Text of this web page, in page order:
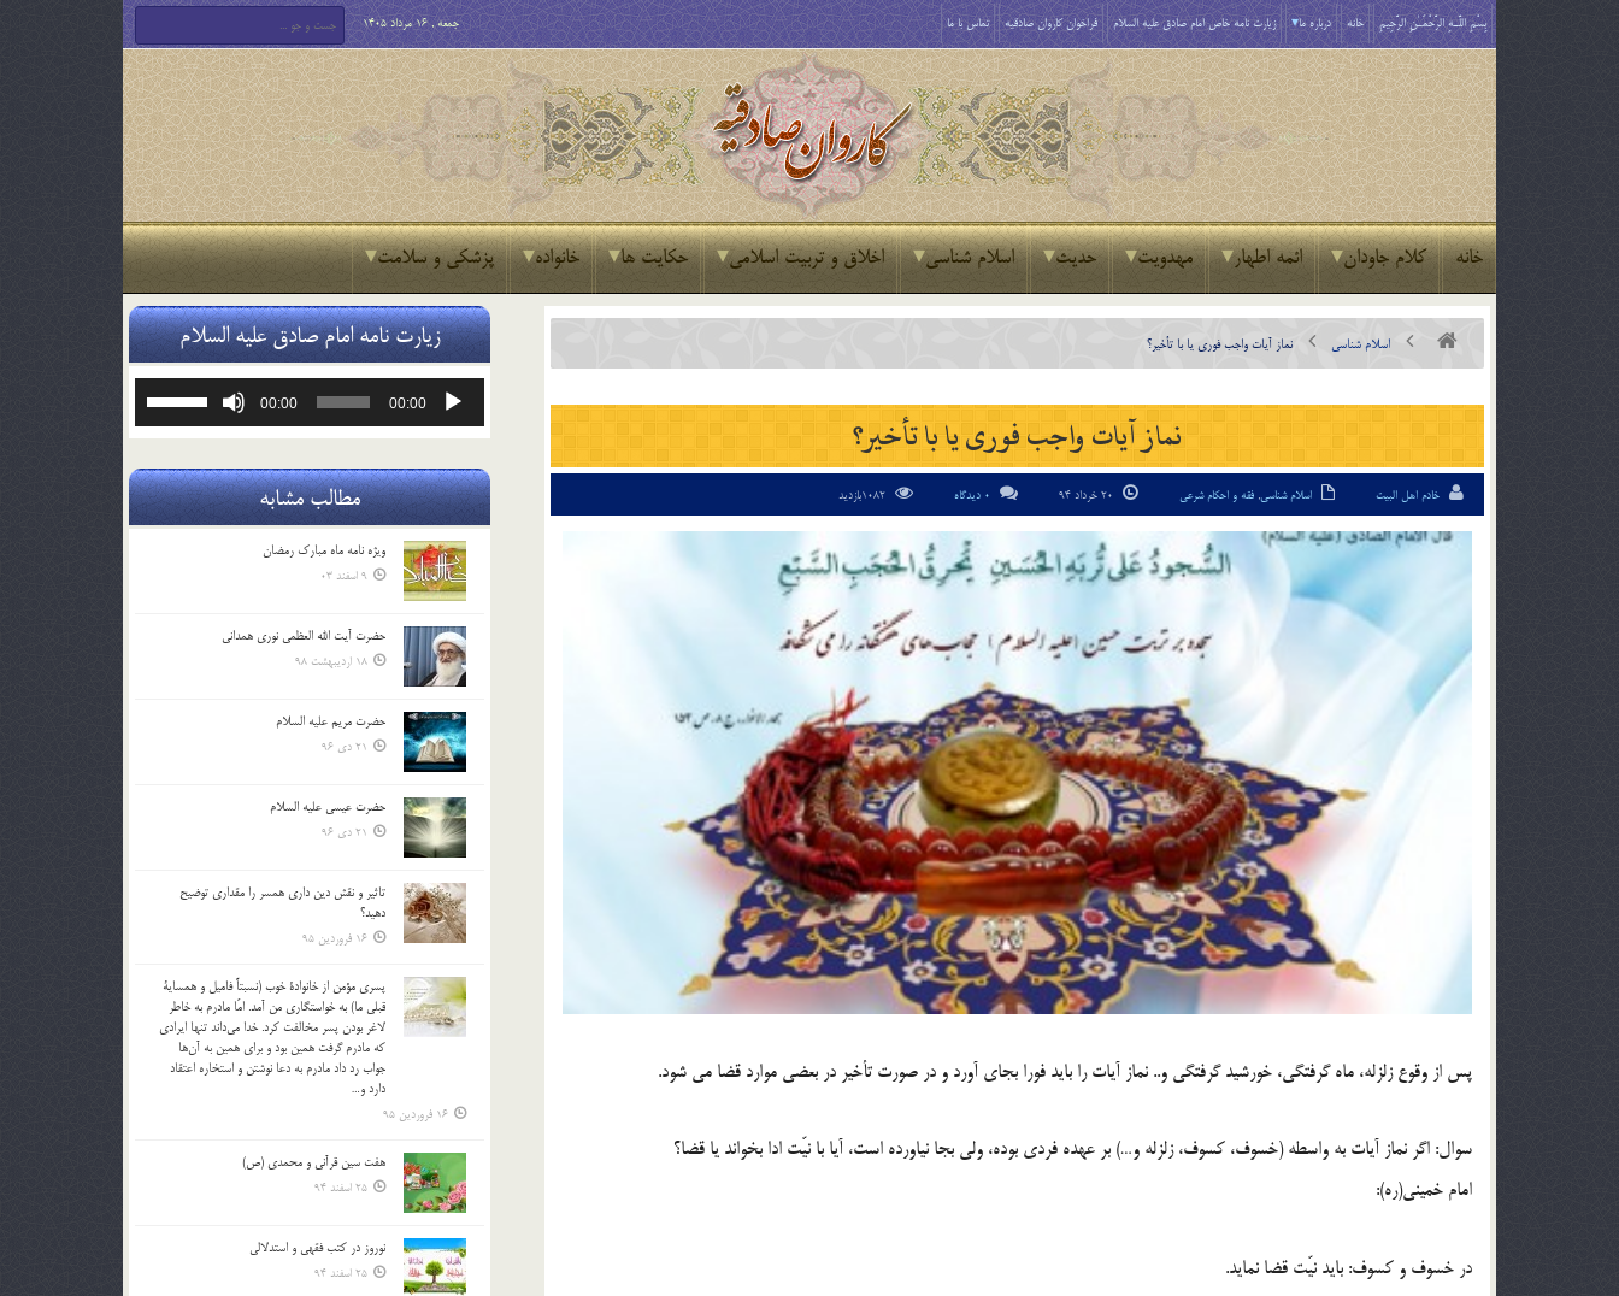
بِسْمِ اللَّـهِ الرَّحْمَـٰنِ الرَّحِيمِ خانه درباره ما زیارت نامه خاص امام صادق علیه السلام فراخوان کاروان صادقیه تماس با ما جمعه , 16 مرداد 1405
خانه کلام جاودان ائمه اطهار مهدویت حدیث اسلام شناسی اخلاق و تربیت اسلامی حکایت ها خانواده پزشکی و سلامت
اسلام شناسی نماز آیات واجب فوری یا با تأخیر؟
نماز آیات واجب فوری یا با تأخیر؟
خادم اهل البیت اسلام شناسی, فقه و احکام شرعی 0 دیدگاه
پس از وقوع زلزله، ماه گرفتگی، خورشید گرفتگی و.. نماز آیات را باید فورا بجای آورد و در صورت تأخیر در بعضی موارد قضا می شود.
سوال: اگر نماز آیات به واسطه (خسوف، کسوف، زلزله و…) بر عهده فردی بوده، ولی بجا نیاورده است، آیا با نیّت ادا بخواند یا قضا؟
امام خمینی(ره):
در خسوف و کسوف: باید نیّت قضا نماید.
زیارت نامه امام صادق علیه السلام
پخش‌کننده
00:00
00:00
یا
صدا
کلیدهای
مطالب مشابه
ویژه نامه ماه مبارک رمضان
9 اسفند 03
حضرت آیت الله العظمی نوری همدانی
18 اردیبهشت 98
حضرت مریم علیه السلام
21 دی 96
حضرت عیسی علیه السلام
21 دی 96
تاثير و نقش دين داري همسر را مقداري توضيح
دهيد؟
16 فروردین 95
پسري مؤمن از خانوادة خوب (نسبتاً فاميل و همساية
قبلي ما) به خواستگاري من آمد. امّا مادرم به خاطر
لاغر بودن پسر مخالفت كرد. خدا مي‌داند تنها ايرادي
كه مادرم گرفت همين بود و براي همين به آن‌ها
جواب رد داد مادرم به دعا نوشتن و استخاره اعتقاد
دارد و…
16 فروردین 95
هفت سین قرآنی و محمدی (ص)
25 اسفند 94
نوروز در كتب فقهى و استدلالى‏
25 اسفند 94